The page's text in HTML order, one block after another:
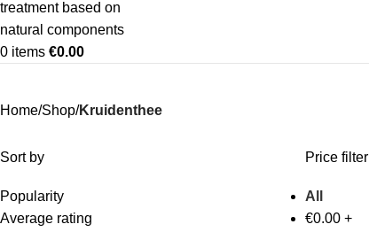
0 items €0.00
Home Shop Kruidenthee
Sort by
Popularity
Average rating
Price filter
All
€0.00+